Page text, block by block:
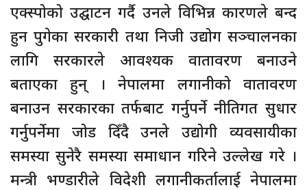
एक्स्पोको उद्घाटन गर्दै उनले विभिन्न कारणले बन्द
हुन पुगेका सरकारी तथा निजी उद्योग सञ्चालनका
लागि सरकारले आवश्यक वातावरण बनाउने
बताएका हुन् । नेपालमा लगानीको वातावरण
बनाउन सरकारका तर्फबाट गर्नुपर्ने नीतिगत सुधार
गर्नुपर्नेमा जोड दिँदै उनले उद्योगी व्यवसायीका
समस्या सुनेरै समस्या समाधान गरिने उल्लेख गरे ।
मन्त्री भण्डारीले विदेशी लगानीकर्तालाई नेपालमा